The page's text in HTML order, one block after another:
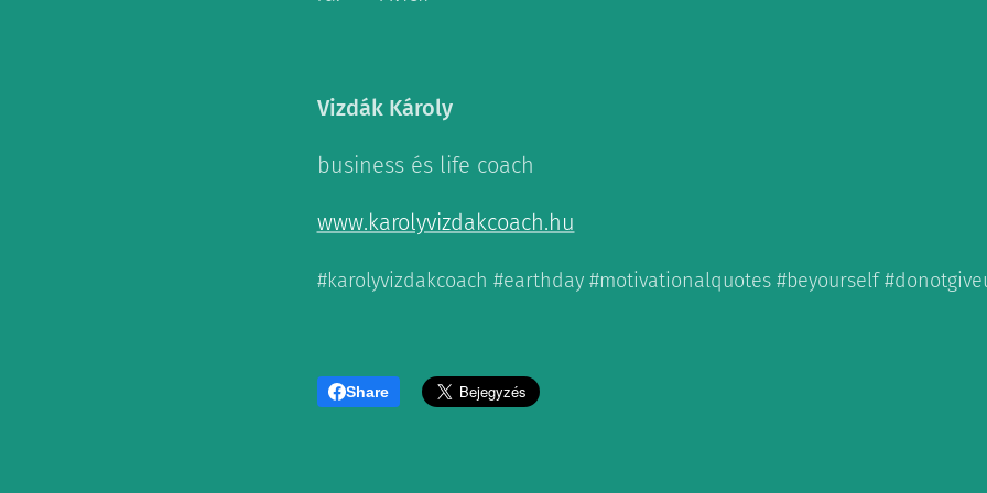
Vizdák Károly
business és life coach
www.karolyvizdakcoach.hu
#karolyvizdakcoach #earthday #motivationalquotes #beyourself
Share